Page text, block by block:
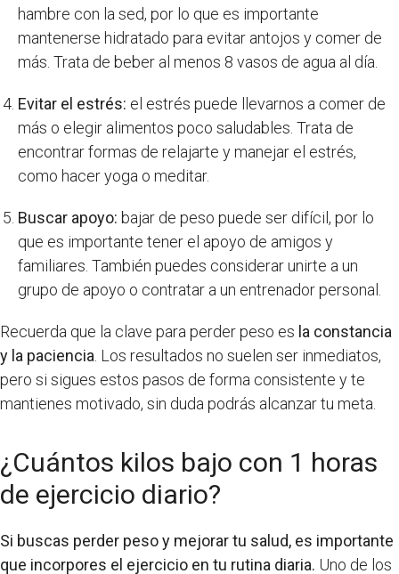
hambre con la sed, por lo que es importante
mantenerse hidratado para evitar antojos y comer de
más. Trata de beber al menos 8 vasos de agua al día.
Evitar el estrés: el estrés puede llevarnos a comer de
más o elegir alimentos poco saludables. Trata de
encontrar formas de relajarte y manejar el estrés,
como hacer yoga o meditar.
Buscar apoyo: bajar de peso puede ser difícil, por lo
que es importante tener el apoyo de amigos y
familiares. También puedes considerar unirte a un
grupo de apoyo o contratar a un entrenador personal.
Recuerda que la clave para perder peso es la constancia
y la paciencia . Los resultados no suelen ser inmediatos,
pero si sigues estos pasos de forma consistente y te
mantienes motivado, sin duda podrás alcanzar tu meta.
¿Cuántos kilos bajo con 1 horas
de ejercicio diario?
Si buscas perder peso y mejorar tu salud, es importante
que incorpores el ejercicio en tu rutina diaria. Uno de los